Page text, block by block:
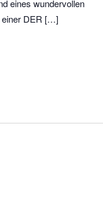
eines wundervollen
einer DER […]